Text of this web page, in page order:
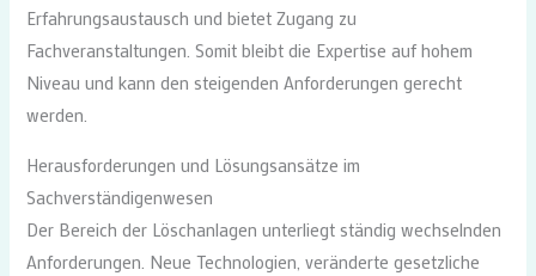
Erfahrungsaustausch und bietet Zugang zu
Fachveranstaltungen. Somit bleibt die Expertise auf hohem
Niveau und kann den steigenden Anforderungen gerecht
werden.
Herausforderungen und Lösungsansätze im
Sachverständigenwesen
Der Bereich der Löschanlagen unterliegt ständig wechselnden
Anforderungen. Neue Technologien, veränderte gesetzliche